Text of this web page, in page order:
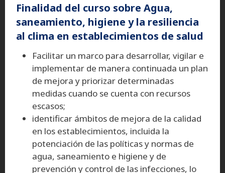
Finalidad del curso sobre Agua,
saneamiento, higiene y la resiliencia
al clima en establecimientos de salud
Facilitar un marco para desarrollar, vigilar e
implementar de manera continuada un plan
de mejora y priorizar determinadas
medidas cuando se cuenta con recursos
escasos;
identificar ámbitos de mejora de la calidad
en los establecimientos, incluida la
potenciación de las políticas y normas de
agua, saneamiento e higiene y de
prevención y control de las infecciones, lo